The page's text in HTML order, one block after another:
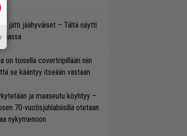
jätti jäähyväiset – Tältä näytti
on toisella covertripillään niin
se kääntyy itseään vastaan
ja maaseutu köyhtyy –
70-vuotisjuhlabiisillä otetaan
nykymenoon